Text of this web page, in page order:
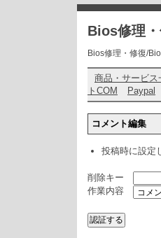
Bios修理
Bios修理・修復/
商品・サービス
トCOM
Paypal
コメント編集
投稿時に設定
削除キー
作業内容